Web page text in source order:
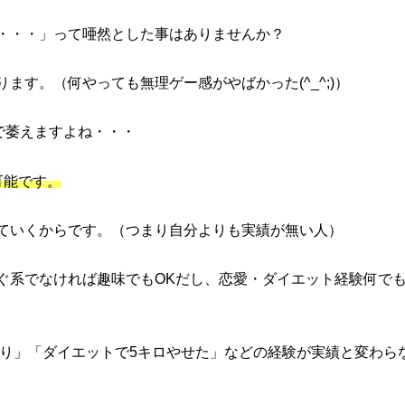
・」って唖然とした事はありませんか？
す。（何やっても無理ゲー感がやばかった(^_^;)）
えますよね・・・
能です。
くからです。（つまり自分よりも実績が無い人）
系でなければ趣味でもOKだし、恋愛・ダイエット経験何で
」「ダイエットで5キロやせた」などの経験が実績と変わら